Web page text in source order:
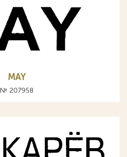
MAY
№ 207958